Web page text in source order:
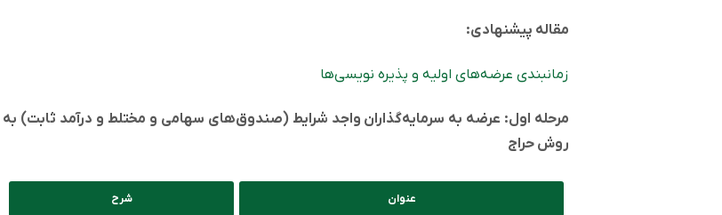
مقاله پیشنهادی:
زمانبندی عرضه‌های اولیه و پذیره نویسی‌ها
مرحله اول: عرضه به سرمایه‌گذاران واجد شرایط (صندوق‌های سهامی و مختلط و درآمد ثابت) به
روش حراج
عنوان شرح